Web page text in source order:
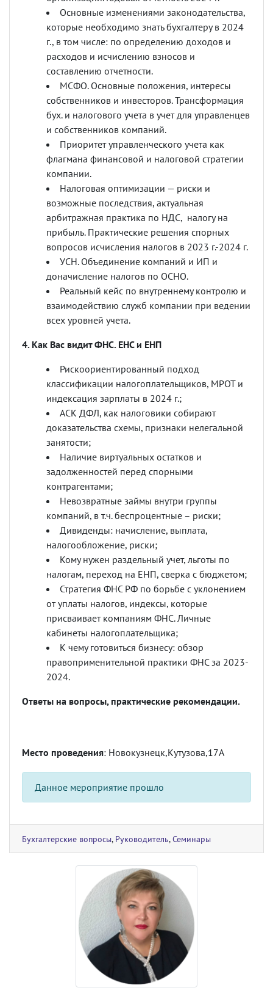
Основные изменениями законодательства,
которые необходимо знать бухгалтеру в 2024
г., в том числе: по определению доходов и
расходов и исчислению взносов и
составлению отчетности.
МСФО. Основные положения, интересы
собственников и инвесторов. Трансформация
бух. и налогового учета в учет для управленцев
и собственников компаний.
Приоритет управленческого учета как
флагмана финансовой и налоговой стратегии
компании.
Налоговая оптимизации — риски и
возможные последствия, актуальная
арбитражная практика по НДС, налогу на
прибыль. Практические решения спорных
вопросов исчисления налогов в 2023 г.-2024 г.
УСН. Объединение компаний и ИП и
доначисление налогов по ОСНО.
Реальный кейс по внутреннему контролю и
взаимодействию служб компании при ведении
всех уровней учета.
4. Как Вас видит ФНС. ЕНС и ЕНП
Рискоориентированный подход
классификации налогоплательщиков, МРОТ и
индексация зарплаты в 2024 г.;
АСК ДФЛ, как налоговики собирают
доказательства схемы, признаки нелегальной
занятости;
Наличие виртуальных остатков и
задолженностей перед спорными
контрагентами;
Невозвратные займы внутри группы
компаний, в т.ч. беспроцентные – риски;
Дивиденды: начисление, выплата,
налогообложение, риски;
Кому нужен раздельный учет, льготы по
налогам, переход на ЕНП, сверка с бюджетом;
Стратегия ФНС РФ по борьбе с уклонением
от уплаты налогов, индексы, которые
присваивает компаниям ФНС. Личные
кабинеты налогоплательщика;
К чему готовиться бизнесу: обзор
правоприменительной практики ФНС за 2023-
2024.
Ответы на вопросы, практические рекомендации.
Место проведения: Новокузнецк,Кутузова,17А
Данное мероприятие прошло
Бухгалтерские вопросы, Руководитель,Семинары